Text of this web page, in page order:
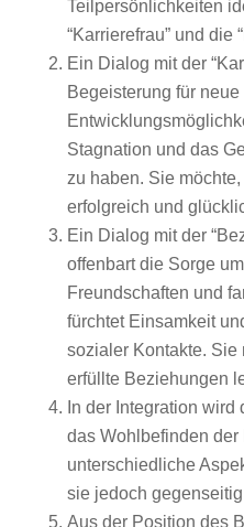
Teilpersönlichkeiten
“Karrierefrau” und die
Ein Dialog mit der
Begeisterung für
Stagnation und das
zu haben. Sie
erfolgreich und
Ein Dialog mit der
offenbart die Sorge
Freundschaften und
fürchtet Einsamkeit
sozialer Kontakte. Sie
erfüllte Beziehungen
In der Integration
das Wohlbefinden
unterschiedliche
sie jedoch
Aus der Position des